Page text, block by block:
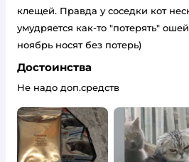
клещей. Правда у соседки кот
умудряется как-то "потерять"
ноябрь носят без потерь)
Достоинства
Не надо доп.средств